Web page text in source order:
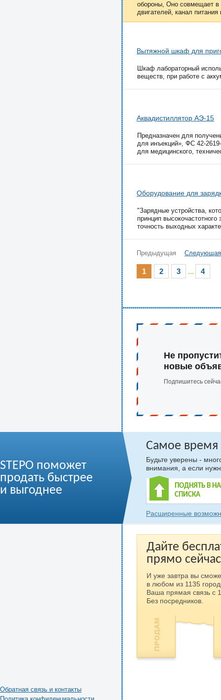
обороны, Оно совмещает в
двигателей, канал
Вытяжной шкаф для
Шкаф лабораторный
веществ, при работе с
Аквадистиллятор АЭ-15
Предназначен для
для инъекций», ФС 42-
для медицинского,
Оборудование для
"Зарядные устройства,
принцип
точность выходных
Предыдущая Следующая
1 2 3 ... 4
Не
новые
Подпишитесь
STEPO поможет
продать быстрее
и выгоднее
Самое время
Будьте уверены -
внимания, а если
ПОДНЯТЬ В
СПИСКА
Расширенные
Дайте
прямо
И уже завтра вы
в любом из 1135
Ваша прямая связь с
Без посредников.
Обратная связь и контакты